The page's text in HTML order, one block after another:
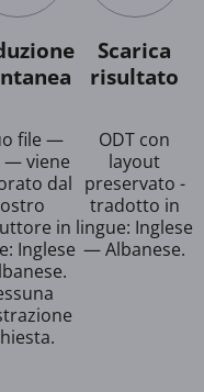
file —
— viene
dal
in
Inglese
Scarica
risultato
ODT con
layout
preservato -
tradotto in
lingue: Inglese
— Albanese.